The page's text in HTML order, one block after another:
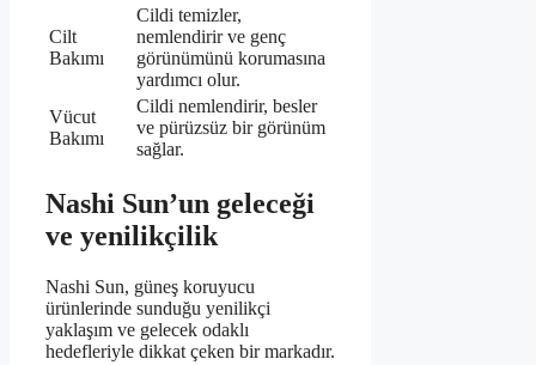
Cilt
Bakımı
Cildi temizler,
nemlendirir ve genç
görünümünü korumasına
yardımcı olur.
Vücut
Bakımı
Cildi nemlendirir, besler
ve pürüzsüz bir görünüm
sağlar.
Nashi Sun’un geleceği
ve yenilikçilik
Nashi Sun, güneş koruyucu
ürünlerinde sunduğu yenilikçi
yaklaşım ve gelecek odaklı
hedefleriyle dikkat çeken bir markadır.